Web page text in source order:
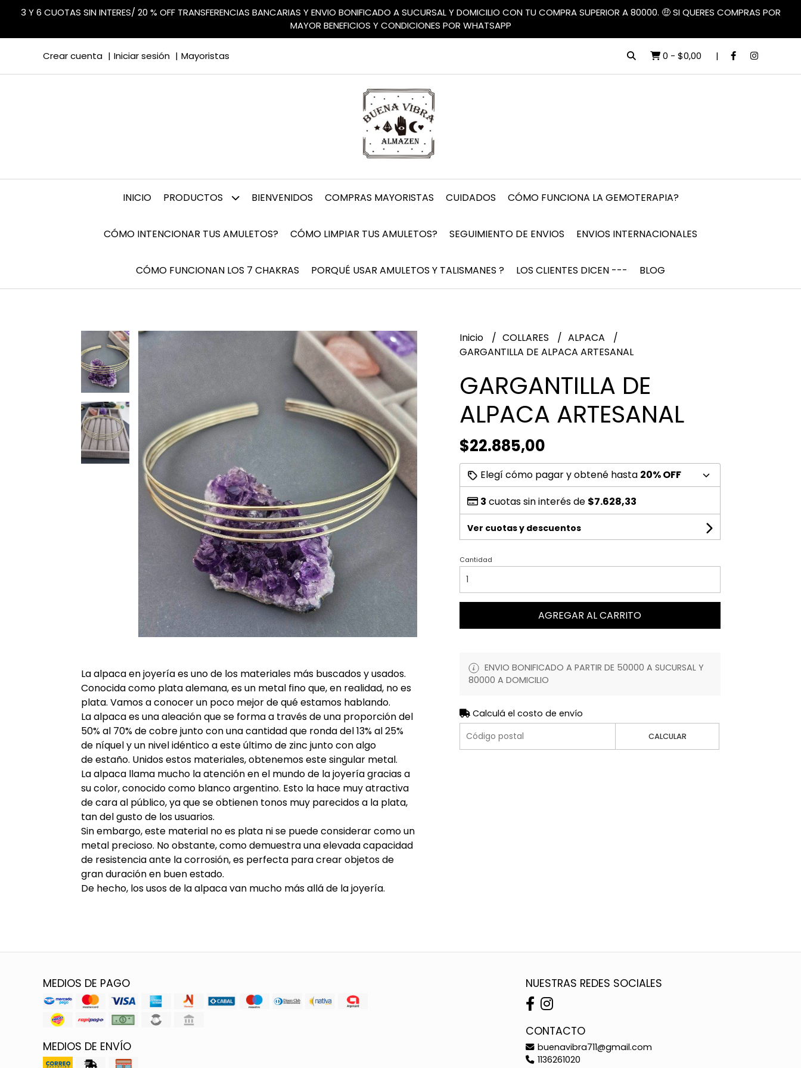
3 Y 6 CUOTAS SIN INTERES/ 20 % OFF TRANSFERENCIAS BANCARIAS Y ENVIO BONIFICADO A SUCURSAL Y DOMICILIO CON TU COMPRA SUPERIOR A 80000. 🤑 SI QUERES COMPRAS POR
MAYOR BENEFICIOS Y CONDICIONES POR WHATSAPP
Crear cuenta Iniciar sesión Mayoristas 0 - $0,00
INICIO PRODUCTOS BIENVENIDOS COMPRAS MAYORISTAS CUIDADOS CÓMO FUNCIONA LA GEMOTERAPIA?
CÓMO INTENCIONAR TUS AMULETOS? CÓMO LIMPIAR TUS AMULETOS? SEGUIMIENTO DE ENVIOS ENVIOS INTERNACIONALES
CÓMO FUNCIONAN LOS 7 CHAKRAS PORQUÉ USAR AMULETOS Y TALISMANES ? LOS CLIENTES DICEN --- BLOG
La alpaca en joyería es uno de los materiales más buscados y usados.
Conocida como plata alemana, es un metal fino que, en realidad, no es
plata. Vamos a conocer un poco mejor de qué estamos hablando.
La alpaca es una aleación que se forma a través de una proporción del
50% al 70% de cobre junto con una cantidad que ronda del 13% al 25%
de níquel y un nivel idéntico a este último de zinc junto con algo
de estaño. Unidos estos materiales, obtenemos este singular metal.
La alpaca llama mucho la atención en el mundo de la joyería gracias a
su color, conocido como blanco argentino. Esto la hace muy atractiva
de cara al público, ya que se obtienen tonos muy parecidos a la plata,
tan del gusto de los usuarios.
Sin embargo, este material no es plata ni se puede considerar como un
metal precioso. No obstante, como demuestra una elevada capacidad
de resistencia ante la corrosión, es perfecta para crear objetos de
gran duración en buen estado.
De hecho, los usos de la alpaca van mucho más allá de la joyería.
Inicio COLLARES
ALPACA
GARGANTILLA DE ALPACA ARTESANAL
GARGANTILLA DE
ALPACA ARTESANAL
$22.885,00
Elegí cómo pagar y obtené hasta 20% OFF
3 cuotas sin interés de $7.628,33
Ver cuotas y descuentos
Cantidad
AGREGAR AL CARRITO
ENVIO BONIFICADO A PARTIR DE 50000 A SUCURSAL Y
80000 A DOMICILIO
Calculá el costo de envío
CALCULAR
MEDIOS DE PAGO
MEDIOS DE ENVÍO
NUESTRAS REDES SOCIALES
CONTACTO
buenavibra711@gmail.com
1136261020